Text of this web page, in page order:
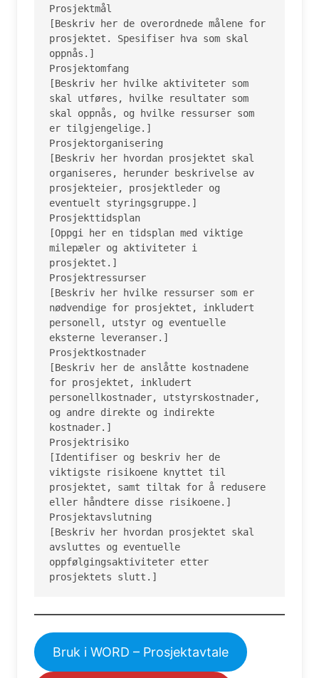
Prosjektmål
[Beskriv her de overordnede målene for
prosjektet. Spesifiser hva som skal
oppnås.]
Prosjektomfang
[Beskriv her hvilke aktiviteter som
skal utføres, hvilke resultater som
skal oppnås, og hvilke ressurser som
er tilgjengelige.]
Prosjektorganisering
[Beskriv her hvordan prosjektet skal
organiseres, herunder beskrivelse av
prosjekteier, prosjektleder og
eventuelt styringsgruppe.]
Prosjekttidsplan
[Oppgi her en tidsplan med viktige
milepæler og aktiviteter i
prosjektet.]
Prosjektressurser
[Beskriv her hvilke ressurser som er
nødvendige for prosjektet, inkludert
personell, utstyr og eventuelle
eksterne leveranser.]
Prosjektkostnader
[Beskriv her de anslåtte kostnadene
for prosjektet, inkludert
personellkostnader, utstyrskostnader,
og andre direkte og indirekte
kostnader.]
Prosjektrisiko
[Identifiser og beskriv her de
viktigste risikoene knyttet til
prosjektet, samt tiltak for å redusere
eller håndtere disse risikoene.]
Prosjektavslutning
[Beskriv her hvordan prosjektet skal
avsluttes og eventuelle
oppfølgingsaktiviteter etter
prosjektets slutt.]
Bruk i WORD – Prosjektavtale